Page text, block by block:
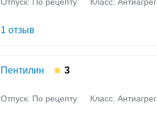
Отпуск: По рецепту Класс:
1 отзыв
Пентилин 3
Отпуск: По рецепту Класс: